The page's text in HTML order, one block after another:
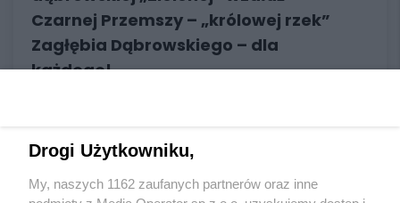
Czarnej Przemszy – „królowej rzek”
Zagłębia Dąbrowskiego – dla
każdego!
Drogi Użytkowniku,
My, naszych 1162 zaufanych partnerów oraz inne